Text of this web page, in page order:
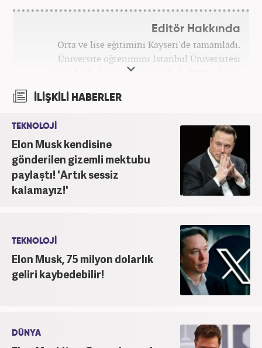
Editör Hakkında
Orta ve lise eğitimini Kayseri'de tamamladı.
Üniversite öğrenimini İstanbul Üniversitesi
Coğrafya bölümünde tamamladı. 2008 yılında
attı. 15 yıllık profesyonel editörlük kariyerinde tüm
Haber7.com'da 'Güncel/Siyaset Sorumlu Editörü'
olarak devam etmektedir.
İLİŞKİLİ HABERLER
TEKNOLOJİ
Elon Musk kendisine
gönderilen gizemli mektubu
paylaştı! 'Artık sessiz
kalamayız!'
TEKNOLOJİ
Elon Musk, 75 milyon dolarlık
geliri kaybedebilir!
DÜNYA